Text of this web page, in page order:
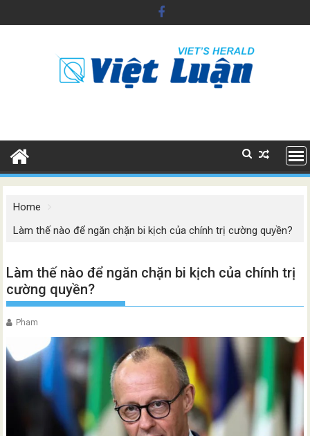
to
Home
Làm thế nào để ngăn chặn bi kịch của chính trị cường quyền?
Làm thế nào để ngăn chặn bi kịch của chính trị
cường quyền?
Pham